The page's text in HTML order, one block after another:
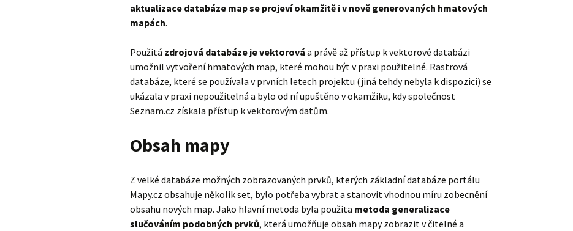
aktualizace databáze map se projeví okamžitě i v nově generovaných hmatových
mapách.
Použitá zdrojová databáze je vektorová a právě až přístup k vektorové databázi
umožnil vytvoření hmatových map, které mohou být v praxi použitelné. Rastrová
databáze, které se používala v prvních letech projektu (jiná tehdy nebyla k dispozici) se
ukázala v praxi nepoužitelná a bylo od ní upuštěno v okamžiku, kdy společnost
Seznam.cz získala přístup k vektorovým datům.
Obsah mapy
Z velké databáze možných zobrazovaných prvků, kterých základní databáze portálu
Mapy.cz obsahuje několik set, bylo potřeba vybrat a stanovit vhodnou míru zobecnění
obsahu nových map. Jako hlavní metoda byla použita metoda generalizace
slučováním podobných prvků, která umožňuje obsah mapy zobrazit v čitelné a